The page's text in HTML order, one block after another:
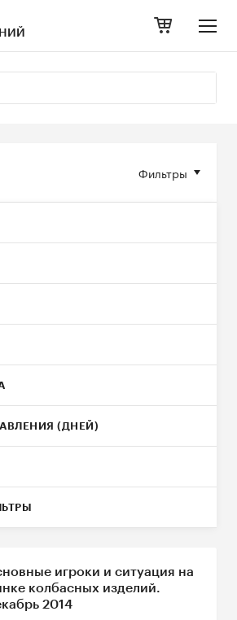
Фильтры
(ДНЕЙ)
игроки и ситуация на
колбасных изделий.
2014